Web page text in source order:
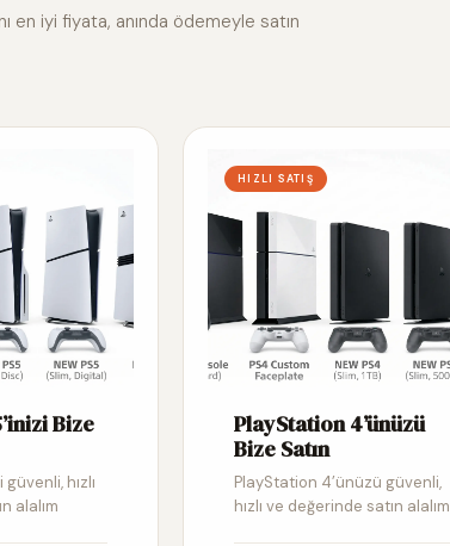
en iyi fiyata, anında ödemeyle satın
Bize
hızlı
alalım
HIZLI SATIŞ
PlayStation 4’ünüzü
Bize Satın
PlayStation 4’ünüzü güvenli,
hızlı ve değerinde satın alalım